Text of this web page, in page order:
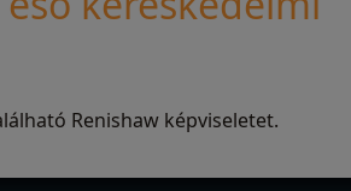
Renishaw képviseletet.